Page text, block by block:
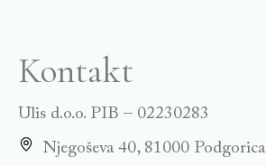
Kontakt
Ulis d.o.o. PIB – 02230283
Njegoševa 40, 81000 Podgorica